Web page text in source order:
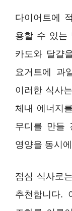
다이어트에
용할 수 있는
카도와 달걀
요거트에 과
이러한 식사
체내 에너지
무디를 만들
영양을 동시
점심 식사로
추천합니다.